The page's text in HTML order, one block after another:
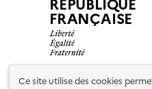
Ce site utilise des cookies
FRANÇAISE